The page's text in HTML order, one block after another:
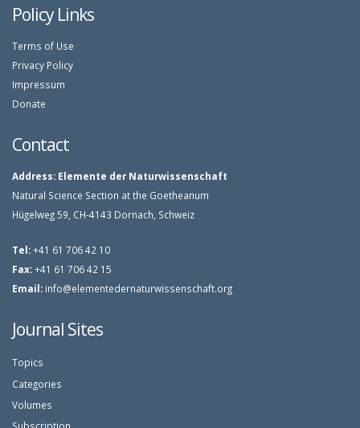
Policy Links
Terms of Use
Privacy Policy
Impressum
Donate
Contact
Address: Elemente der Naturwissenschaft
Natural Science Section at the Goetheanum
Hügelweg 59, CH-4143 Dornach, Schweiz
Tel:+41 61 706 42 10
Fax:+41 61 706 42 15
Email: info@elementedernaturwissenschaft.org
Journal Sites
Topics
Categories
Volumes